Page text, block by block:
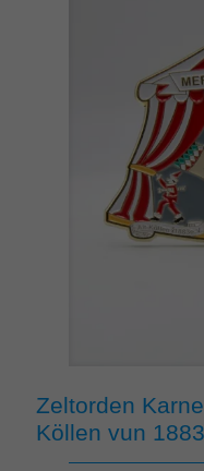
Zeltorden
Köllen vun